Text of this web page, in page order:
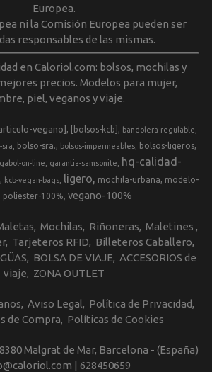
Europea.
ni la Comisión Europea pueden ser
responsables de las mismas.
en Caloriol.com: bolsos, mochilas y
precios. Modelos para mujer,
piel, veganos y viaje.
vegano] [bolsos-kcb] bandolera-regulable
sra bolso-sra. bolsos-impermeables bolsos-ligeros
gabol-on-line garantia-samsonite
hq-calidad-
kcb-vegan-bags ligero mochila-urbana
modelo-
poliester-100% vegano-100%
Mochilas Riñoneras Maletines
Tarjeteros RFID
Billeteros Caballero
BOLSA DE VIAJE ACCESORIOS de
viaje
ZONA OUTLET
Aviso Legal
Política de Privacidad
de Compra
Políticas de Cookies
Malgrat de Mar, Barcelona - (España)
| 628450659